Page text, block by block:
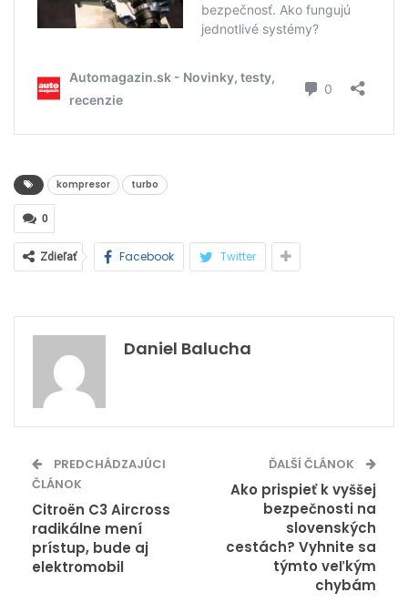
kompresor turbo
0
Zdieľať Facebook Twitter
Daniel Balucha
PREDCHÁDZAJÚCI
ČLÁNOK
Citroën C3 Aircross
radikálne mení
prístup, bude aj
elektromobil
ĎALŠÍ ČLÁNOK
Ako prispieť k vyššej
bezpečnosti na
slovenských
cestách? Vyhnite sa
týmto veľkým
chybám